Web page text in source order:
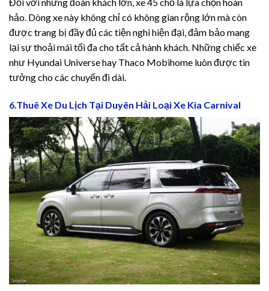
hảo. Dòng xe này không chỉ có không gian rộng lớn mà còn
được trang bị đầy đủ các tiện nghi hiện đại, đảm bảo mang
lại sự thoải mái tối đa cho tất cả hành khách. Những chiếc xe
như Hyundai Universe hay Thaco Mobihome luôn được tin
tưởng cho các chuyến đi dài.
6.Thuê Xe Du Lịch Tại Duyên Hải Loại Xe Kia Carnival